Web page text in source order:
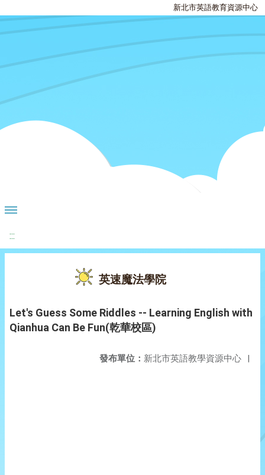
新北市英語教育資源中心
:::
英速魔法學院
Let's Guess Some Riddles -- Learning English with
Qianhua Can Be Fun(乾華校區)
發布單位： 新北市英語教學資源中心 |